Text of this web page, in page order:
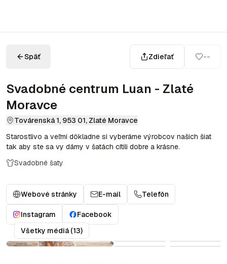
Späť Zdieľať --
Svadobné centrum Luan - Zlaté
Moravce
Továrenská 1, 953 01, Zlaté Moravce
Starostlivo a veľmi dôkladne si vyberáme výrobcov našich šiat
tak aby ste sa vy dámy v šatách cítili dobre a krásne.
Svadobné šaty
Webové stránky E-mail Telefón
Instagram
Facebook
Všetky médiá (13)